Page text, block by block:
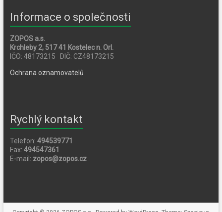
Informace o společnosti
ZOPOS a.s.
Krchleby 2, 517 41 Kostelec n. Orl.
IČO: 48173215 DIČ: CZ48173215
Ochrana oznamovatelů
Rychlý kontakt
Telefon: 494539771
Fax: 494547361
E-mail: zopos@zopos.cz